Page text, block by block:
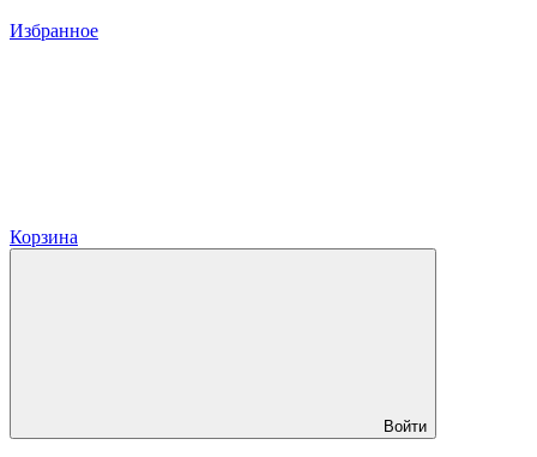
Избранное
Корзина
Войти